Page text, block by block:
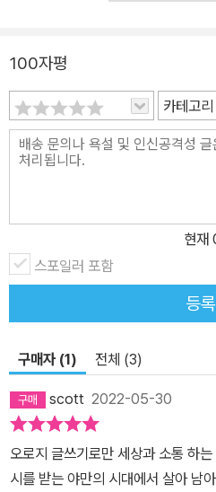
깊다. 쿤데라라는 한 작가의 삶을 기
라, 오히려 그가 세상에 모습을 드러
해주는 것 같기도 하다. 쿤데라의 삶
이야말로 우리 삶의 중대한 위협이
때문이리라. 슈맹은 쿤데라가 과민하리만큼 자신의 삶을 ‘봉인’해버
에 발표한 소설 《참을 수 없는 존재
코슬로바키아에서 출간되자마자 프
담》에 매료된 프랑스 지식인 그룹은
을 적극적으로 권유했다. 갈리마르
부를 축으로 한 문화계, 지성인으로
서 놓칠 수 없는 ‘트렌드’가 되었으
우라가 서서히 쿤데라를 압박하기 시작한다. 그러던 차
귀화하여 처음 발표한 《참을 수 없는
두자, 사방에서 예찬자들이 몰려든
잡고, 여기저기서 불러댄다. 쿤데라
100자평
카테고리
현재
스포일러 포함
등록
구매자 (1) 전체 (3)
scott 2022-05-30
오로지 글쓰기로만 세상과 소통 하
시를 받는 야만의 시대에서 살아 남